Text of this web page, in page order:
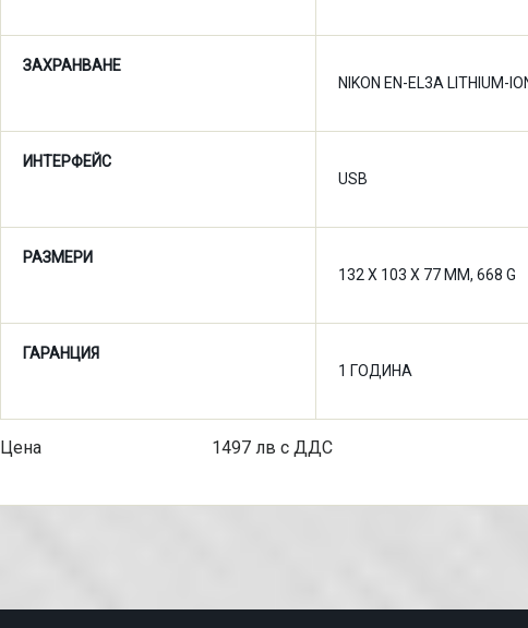
ЗАХРАНВАНЕ
NIKON EN-EL3A LITHIUM-
ИНТЕРФЕЙС
USB
РАЗМЕРИ
132 X 103 X 77 MM, 668 G
ГАРАНЦИЯ
1 ГОДИНА
Цена 1497 лв с ДДС